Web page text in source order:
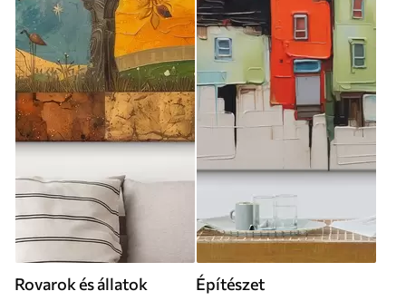
Rovarok és állatok Építészet